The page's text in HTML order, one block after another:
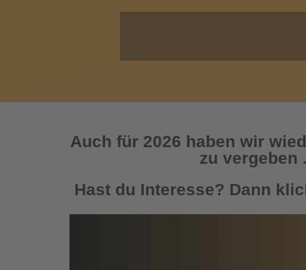
Ob Yoga,
Auch für 2026 haben wir
zu vergeben
Hast du Interesse? Dann